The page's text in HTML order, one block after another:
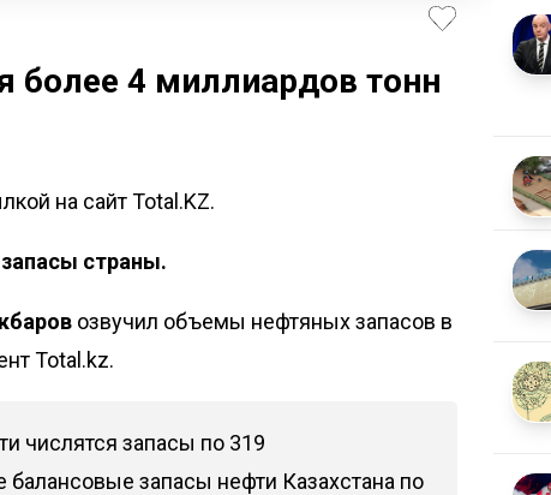
более 4 миллиардов тонн
на сайт Total.KZ.
страны.
озвучил объемы нефтяных запасов в
Total.kz.
числятся запасы по 319
запасы нефти Казахстана по